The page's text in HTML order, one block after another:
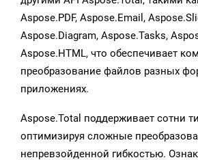
Aspose.PDF, Aspose.Email,
Aspose.Diagram, Aspose.Tasks,
Aspose.HTML, что обеспечивает
преобразование файлов разных
приложениях.
Aspose.Total поддерживает сотни
оптимизируя сложные
непревзойденной гибкостью.